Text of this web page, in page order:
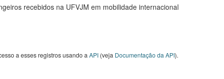
recebidos na UFVJM em mobilidade internacional
a esses registros usando a API(veja Documentação da API).